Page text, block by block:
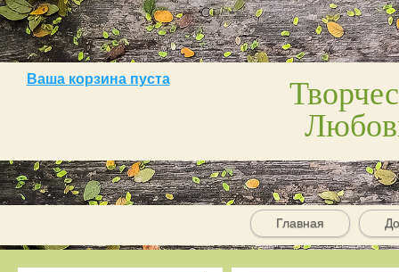
Ваша корзина пуста
Главная